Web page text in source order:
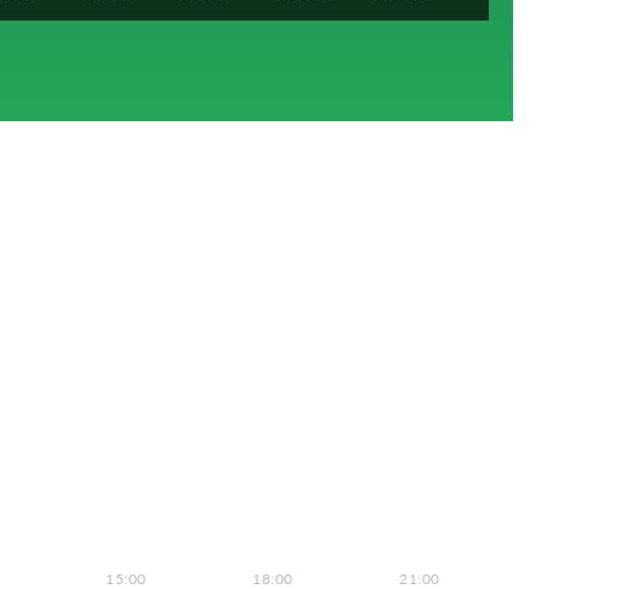
15:00 18:00 21:00